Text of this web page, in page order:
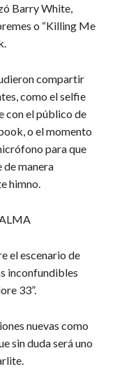
Barry White,
o “Killing Me
compartir
como el selfie
con el público de
o el momento
para que
de manera
himno.
el escenario de
inconfundibles
33”.
nuevas como
sin duda será uno